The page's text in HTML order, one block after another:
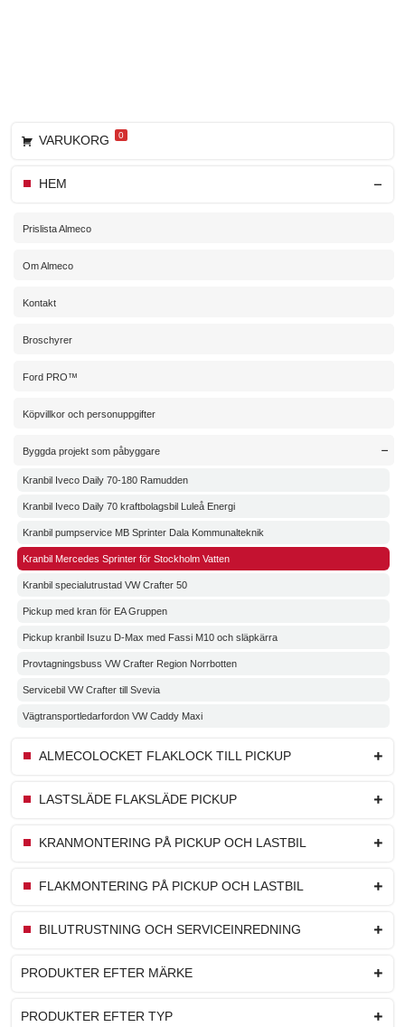
VARUKORG 0
HEM
Prislista Almeco
Om Almeco
Kontakt
Broschyrer
Ford PRO™
Köpvillkor och personuppgifter
Byggda projekt som påbyggare
Kranbil Iveco Daily 70-180 Ramudden
Kranbil Iveco Daily 70 kraftbolagsbil Luleå Energi
Kranbil pumpservice MB Sprinter Dala Kommunalteknik
Kranbil Mercedes Sprinter för Stockholm Vatten
Kranbil specialutrustad VW Crafter 50
Pickup med kran för EA Gruppen
Pickup kranbil Isuzu D-Max med Fassi M10 och släpkärra
Provtagningsbuss VW Crafter Region Norrbotten
Servicebil VW Crafter till Svevia
Vägtransportledarfordon VW Caddy Maxi
ALMECOLOCKET FLAKLOCK TILL PICKUP
LASTSLÄDE FLAKSLÄDE PICKUP
KRANMONTERING PÅ PICKUP OCH LASTBIL
FLAKMONTERING PÅ PICKUP OCH LASTBIL
BILUTRUSTNING OCH SERVICEINREDNING
PRODUKTER EFTER MÄRKE
PRODUKTER EFTER TYP